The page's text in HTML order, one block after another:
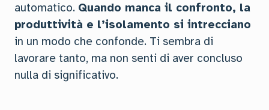
automatico. Quando manca il confronto, la
produttività e l’isolamento si intrecciano
in un modo che confonde. Ti sembra di
lavorare tanto, ma non senti di aver concluso
nulla di significativo.